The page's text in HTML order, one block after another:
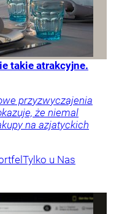
takie atrakcyjne.
przyzwyczajenia
że niemal
na azjatyckich
Tylko u Nas